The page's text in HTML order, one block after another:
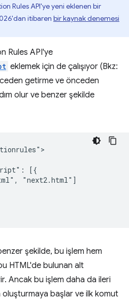
Rules API'ye yeni eklenen bir
itibaren bir kaynak denemesi
Rules API'ye
eklemek için de çalışıyor (Bkz:
getirme ve önceden
olur ve benzer şekilde
[{
"next2.html"]
şekilde, bu işlem hem
HTML'de bulunan alt
Ancak bu işlem daha da ileri
başlar ve ilk komut